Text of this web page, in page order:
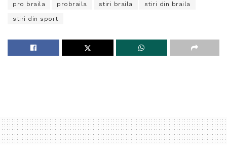
pro braila probraila stiri braila stiri din braila
stiri din sport